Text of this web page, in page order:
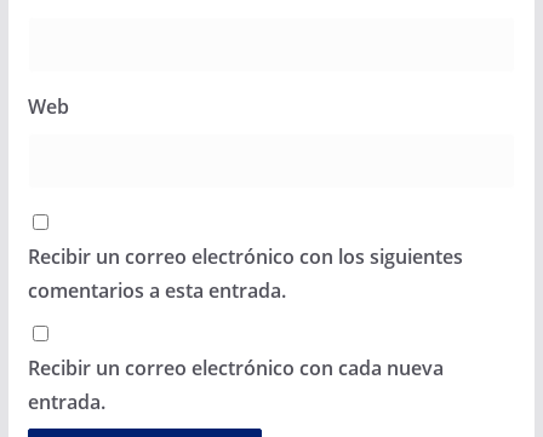
Web
Recibir un correo electrónico con los siguientes
comentarios a esta entrada.
Recibir un correo electrónico con cada nueva
entrada.